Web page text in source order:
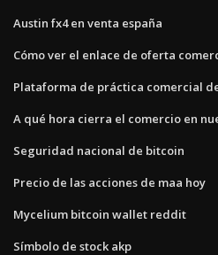
Austin fx4 en venta españa
Cómo ver el enlace de oferta
Plataforma de práctica comercial
A qué hora cierra el comercio en
Seguridad nacional de bitcoin
Precio de las acciones de maa hoy
Mycelium bitcoin wallet reddit
Símbolo de stock akp